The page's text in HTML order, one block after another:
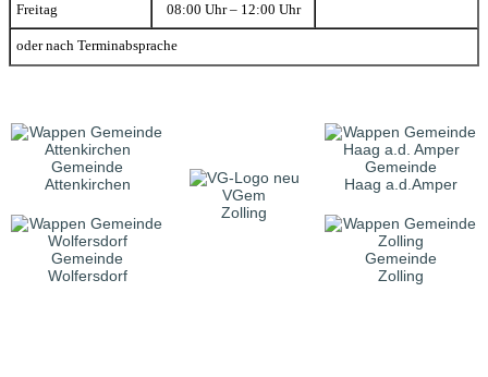
Freitag 08:00 Uhr – 12:00 Uhr
oder nach Terminabsprache
Gemeinde
Attenkirchen
VGem
Zolling
Gemeinde
Haag a.d.Amper
Gemeinde
Wolfersdorf
Gemeinde
Zolling